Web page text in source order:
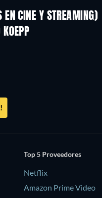
EN CINE Y STREAMING)
Top 5 Proveedores
Netflix
Amazon Prime Video